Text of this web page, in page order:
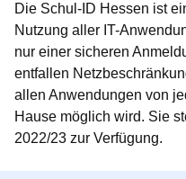
Die Schul-ID Hessen ist
Nutzung aller IT-
nur einer sicheren
entfallen
allen Anwendungen von
Hause möglich wird. Sie
2022/23 zur Verfügung.